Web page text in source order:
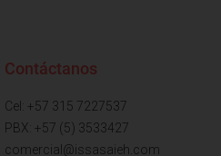
Contáctanos
Cel: +57 315 7227537
PBX: +57 (5) 3533427
comercial@issasaieh.com